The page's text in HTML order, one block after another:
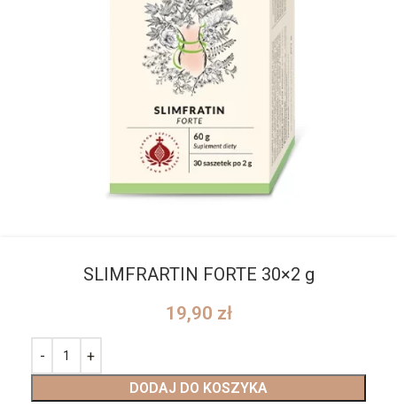
SLIMFRARTIN FORTE 30×2 g
19,90 zł
DODAJ DO KOSZYKA